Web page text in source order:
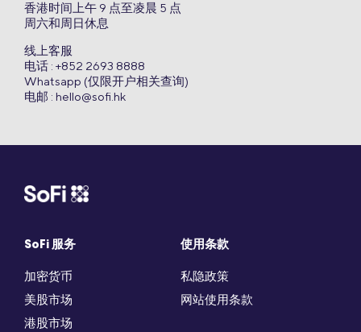
SoFi 服务
加密货币
美股市场
港股市场
使用条款
私隐政策
网站使用条款
香港时间上午 9 点至凌晨 5 点
周六和周日休息
线上客服
电话 : +852 2693 8888
Whatsapp (仅限开户相关查询)
电邮 : hello@sofi.hk